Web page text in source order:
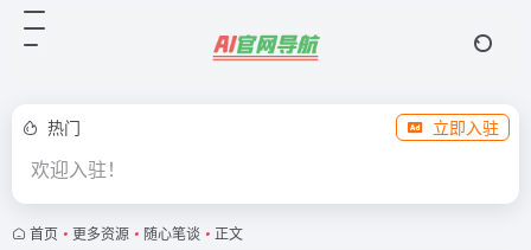
热门 立即入驻
欢迎入驻！
首页 • 更多资源 • 随心笔谈 • 正文